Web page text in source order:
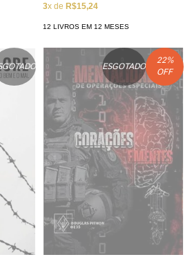
3x de R$15,24
12 LIVROS EM 12 MESES
ESGOTADO
22%
OFF